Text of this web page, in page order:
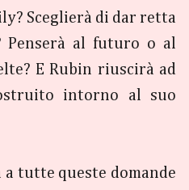
Sceglierà di dar retta
Penserà al futuro o al
E Rubin riuscirà ad
intorno al suo
a tutte queste domande